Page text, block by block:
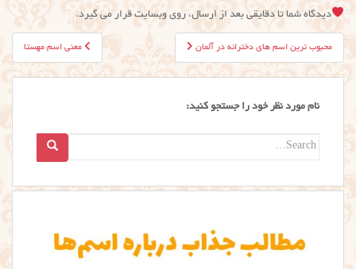
دیدگاه شما تا دقایقی بعد از ارسال، روی وبسایت قرار می گیرد.
راهبری
نوشته
معنی اسم مهستا محبوب ترین اسم های دخترانه در آلمان
نام مورد نظر خود را جستجو کنید:
Search